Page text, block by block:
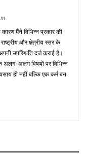
मैंने विभिन्न प्रकार की
और क्षेत्रीय स्तर के
उपस्थिति दर्ज कराई है।
अलग-अलग विषयों पर विभिन्न
ही नहीं बल्कि एक कर्म बन